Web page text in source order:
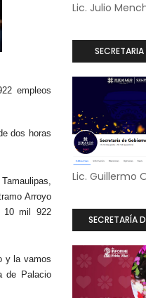
empleos
dos horas
Arroyo
10 mil 922
y la vamos
de Palacio
Lic. Julio
Lic. Guillermo
SECRETARÍA